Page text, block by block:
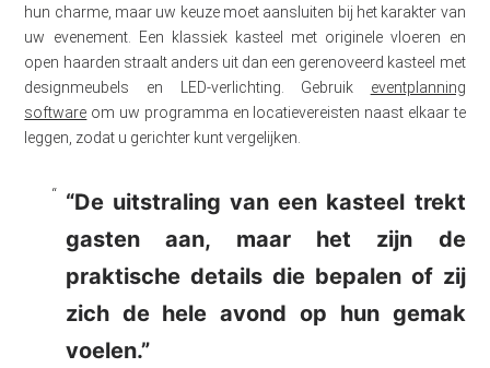
hun charme, maar uw keuze moet aansluiten bij het karakter van
uw evenement. Een klassiek kasteel met originele vloeren en
open haarden straalt anders uit dan een gerenoveerd kasteel met
designmeubels en LED-verlichting. Gebruik eventplanning
software om uw programma en locatievereisten naast elkaar te
leggen, zodat u gerichter kunt vergelijken.
“De uitstraling van een kasteel trekt
gasten aan, maar het zijn de
praktische details die bepalen of zij
zich de hele avond op hun gemak
voelen.”